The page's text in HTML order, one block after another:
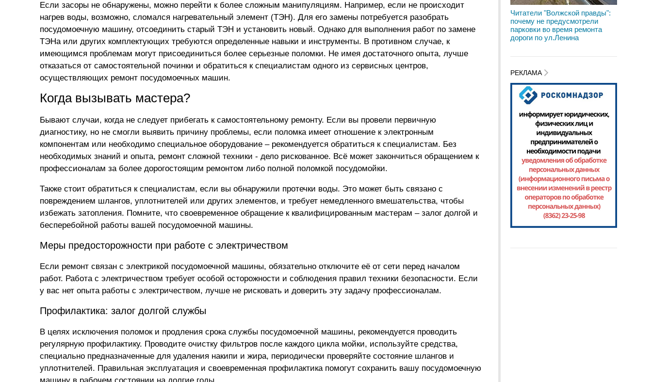
Если засоры не обнаружены, можно перейти к более сложным манипуляциям. Например, если не происходит
нагрев воды, возможно, сломался нагревательный элемент (ТЭН). Для его замены потребуется разобрать
посудомоечную машину, отсоединить старый ТЭН и установить новый. Однако для выполнения работ по замене
ТЭНа или других комплектующих требуются определенные навыки и инструменты. В противном случае, к
имеющимся проблемам могут присоединиться более серьезные поломки. Не имея достаточного опыта, лучше
отказаться от самостоятельной починки и обратиться к специалистам одного из сервисных центров,
осуществляющих ремонт посудомоечных машин.
Когда вызывать мастера?
Бывают случаи, когда не следует прибегать к самостоятельному ремонту. Если вы провели первичную
диагностику, но не смогли выявить причину проблемы, если поломка имеет отношение к электронным
компонентам или необходимо специальное оборудование – рекомендуется обратиться к специалистам. Без
необходимых знаний и опыта, ремонт сложной техники - дело рискованное. Всё может закончиться обращением к
профессионалам за более дорогостоящим ремонтом либо полной поломкой посудомойки.
Также стоит обратиться к специалистам, если вы обнаружили протечки воды. Это может быть связано с
повреждением шлангов, уплотнителей или других элементов, и требует немедленного вмешательства, чтобы
избежать затопления. Помните, что своевременное обращение к квалифицированным мастерам – залог долгой и
бесперебойной работы вашей посудомоечной машины.
Меры предосторожности при работе с электричеством
Если ремонт связан с электрикой посудомоечной машины, обязательно отключите её от сети перед началом
работ. Работа с электричеством требует особой осторожности и соблюдения правил техники безопасности. Если
у вас нет опыта работы с электричеством, лучше не рисковать и доверить эту задачу профессионалам.
Профилактика: залог долгой службы
В целях исключения поломок и продления срока службы посудомоечной машины, рекомендуется проводить
регулярную профилактику. Проводите очистку фильтров после каждого цикла мойки, используйте средства,
специально предназначенные для удаления накипи и жира, периодически проверяйте состояние шлангов и
уплотнителей. Правильная эксплуатация и своевременная профилактика помогут сохранить вашу посудомоечную
Читатели "Волжской правды":
почему не предусмотрели
парковки во время ремонта
дороги по ул.Ленина
РЕКЛАМА